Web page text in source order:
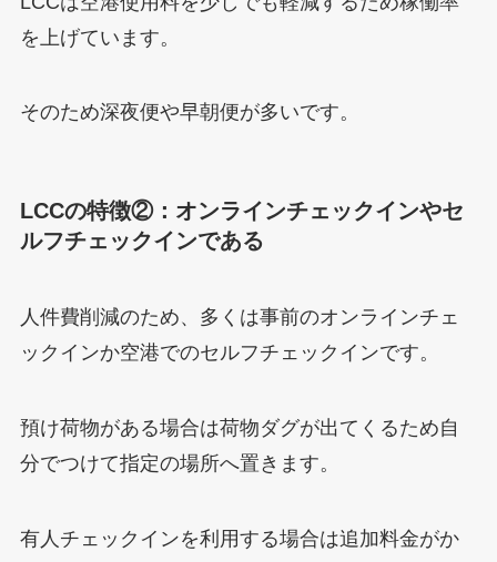
を上げています。
そのため深夜便や早朝便が多いです。
LCCの特徴②：オンラインチェックインやセ
ルフチェックインである
人件費削減のため、多くは事前のオンラインチェ
ックインか空港でのセルフチェックインです。
預け荷物がある場合は荷物ダグが出てくるため自
分でつけて指定の場所へ置きます。
有人チェックインを利用する場合は追加料金がか